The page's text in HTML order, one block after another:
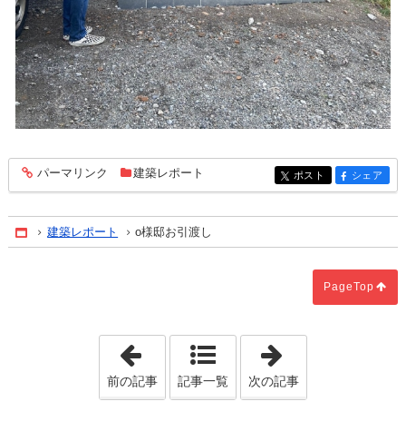
entry196
パーマリンク 建築レポート entry196
ポスト entry196
シェア
Home
建築レポート o様邸お引渡し
PageTop
「Y様邸上棟」
前の記事 記事一覧 次の記事